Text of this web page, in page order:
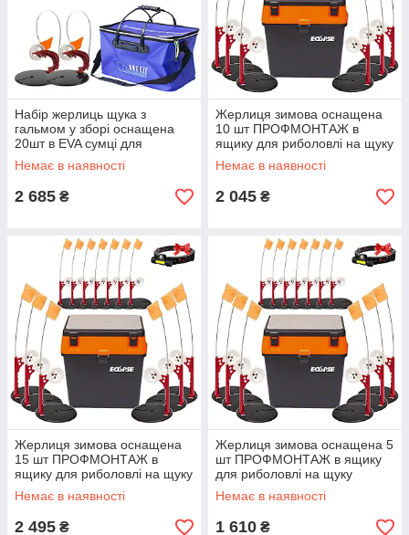
Набір жерлиць щука з
гальмом у зборі оснащена
20шт в EVA сумці для
риболовлі на щуку та судака
Немає в наявності
2 685 ₴
Жерлиця зимова оснащена
10 шт ПРОФМОНТАЖ в
ящику для риболовлі на щуку
помаранчева
Немає в наявності
2 045 ₴
Жерлиця зимова оснащена
15 шт ПРОФМОНТАЖ в
ящику для риболовлі на щуку
помаранчева
Немає в наявності
2 495 ₴
Жерлиця зимова оснащена 5
шт ПРОФМОНТАЖ в ящику
для риболовлі на щуку
помаранчева
Немає в наявності
1 610 ₴